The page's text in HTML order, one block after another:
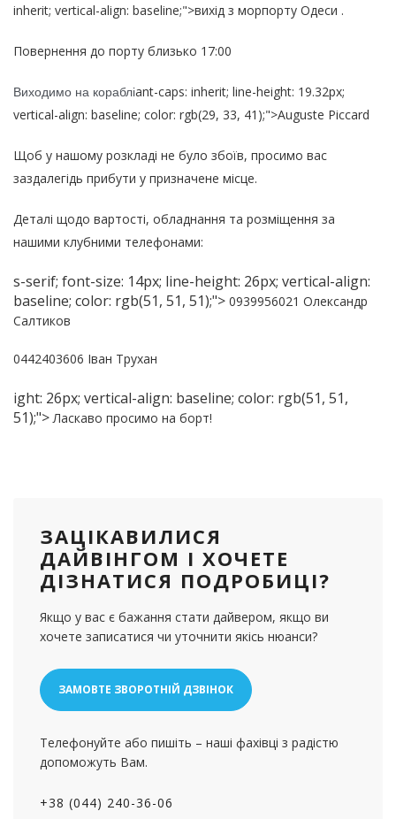
inherit; vertical-align: baseline;">вихід з морпорту Одеси .
Повернення до порту близько 17:00
Виходимо на корабліant-caps: inherit; line-height: 19.32px;
vertical-align: baseline; color: rgb(29, 33, 41);">Auguste Piccard
Щоб у нашому розкладі не було збоїв, просимо вас
заздалегідь прибути у призначене місце.
Деталі щодо вартості, обладнання та розміщення за
нашими клубними телефонами:
s-serif; font-size: 14px; line-height: 26px; vertical-align:
baseline; color: rgb(51, 51, 51);"> 0939956021 Олександр
Салтиков
0442403606 Іван Трухан
ight: 26px; vertical-align: baseline; color: rgb(51, 51,
51);">Ласкаво просимо на борт!
ЗАЦІКАВИЛИСЯ
ДАЙВІНГОМ І ХОЧЕТЕ
ДІЗНАТИСЯ ПОДРОБИЦІ?
Якщо у вас є бажання стати дайвером, якщо ви
хочете записатися чи уточнити якісь нюанси?
ЗАМОВТЕ ЗВОРОТНІЙ ДЗВІНОК
Телефонуйте або пишіть – наші фахівці з радістю
допоможуть Вам.
+38 (044) 240-36-06